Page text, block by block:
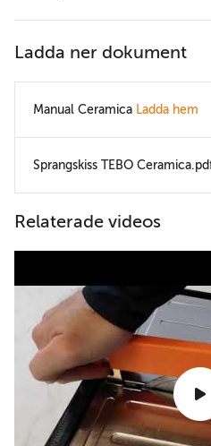
Ladda ner dokument
Manual Ceramica Ladda hem
Sprangskiss TEBO
Relaterade videos